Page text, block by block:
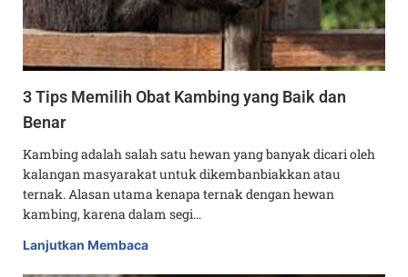
3 Tips Memilih Obat Kambing yang Baik dan
Benar
Kambing adalah salah satu hewan yang banyak dicari oleh
kalangan masyarakat untuk dikembanbiakkan atau
ternak. Alasan utama kenapa ternak dengan hewan
kambing, karena dalam segi…
Lanjutkan Membaca